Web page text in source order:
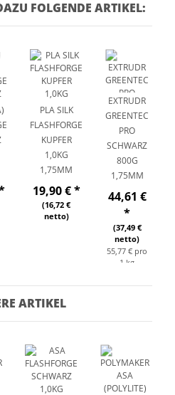
FOLGENDE ARTIKEL:
PLA SILK
FLASHFORGE
KUPFER
1,0KG
1,75MM
19,90 €*
(16,72 €
netto)
EXTRUDR
GREENTEC
PRO
SCHWARZ
800G
1,75MM
44,61 €
*
(37,49 €
netto)
55,77 € pro
1 kg
ARTIKEL